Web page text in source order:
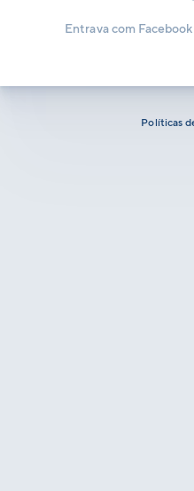
Entrava com
Políticas